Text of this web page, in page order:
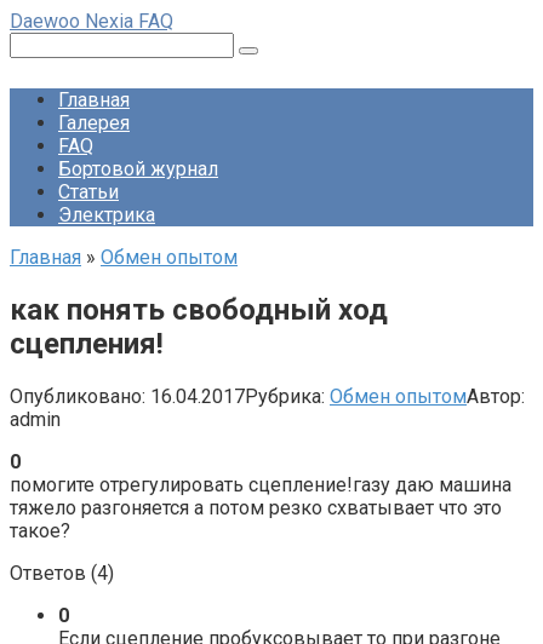
Перейти
контенту
Daewoo Nexia FAQ
Главная
Галерея
FAQ
Бортовой журнал
Статьи
Электрика
Главная » Обмен опытом
как понять свободный ход
сцепления!
Опубликовано: 16.04.2017Рубрика: Обмен опытомАвтор:
admin
0
помогите отрегулировать сцепление!газу даю машина
тяжело разгоняется а потом резко схватывает что это
такое?
Ответов (4)
0
Если сцепление пробуксовывает то при разгоне